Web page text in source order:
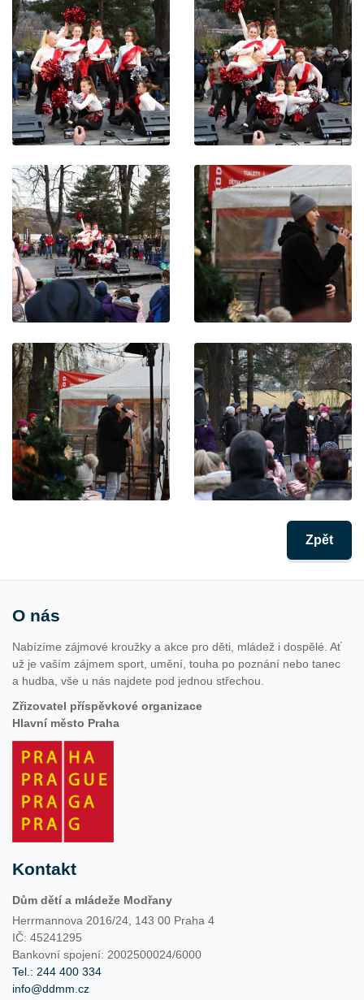
Zpět
O nás
Nabízíme zájmové kroužky a akce pro děti, mládež i dospělé. Ať
už je vaším zájmem sport, umění, touha po poznání nebo tanec
a hudba, vše u nás najdete pod jednou střechou.
Zřizovatel příspěvkové organizace
Hlavní město Praha
Kontakt
Dům dětí a mládeže Modřany
Herrmannova 2016/24, 143 00 Praha 4
IČ: 45241295
Bankovní spojení: 2002500024/6000
Tel.: 244 400 334
info@ddmm.cz